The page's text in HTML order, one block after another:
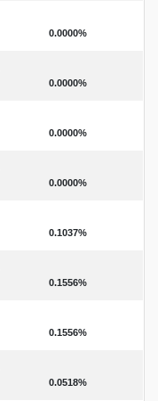
0.0000%
0.0000%
0.0000%
0.0000%
0.1037%
0.1556%
0.1556%
0.0518%